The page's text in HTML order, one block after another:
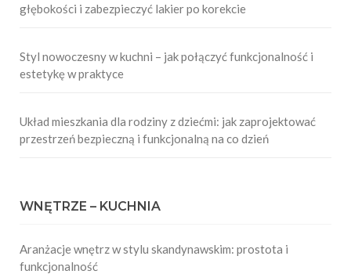
głębokości i zabezpieczyć lakier po korekcie
Styl nowoczesny w kuchni – jak połączyć funkcjonalność i
estetykę w praktyce
Układ mieszkania dla rodziny z dziećmi: jak zaprojektować
przestrzeń bezpieczną i funkcjonalną na co dzień
WNĘTRZE – KUCHNIA
Aranżacje wnętrz w stylu skandynawskim: prostota i
funkcjonalność